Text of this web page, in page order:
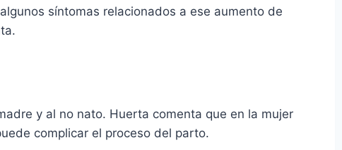
síntomas relacionados a ese aumento de
y al no nato. Huerta comenta que en la mujer
complicar el proceso del parto.